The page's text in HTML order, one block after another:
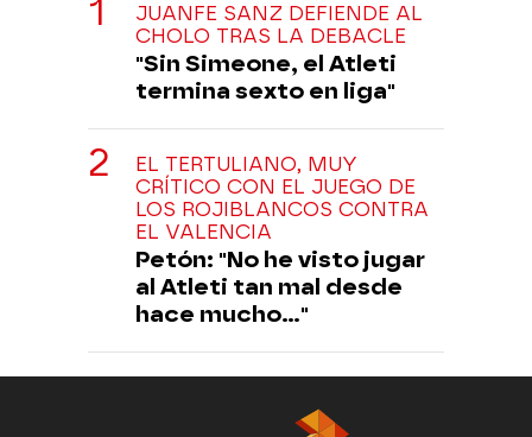
JUANFE SANZ DEFIENDE AL
CHOLO TRAS LA DEBACLE
"Sin Simeone, el Atleti
termina sexto en liga"
EL TERTULIANO, MUY
CRÍTICO CON EL JUEGO DE
LOS ROJIBLANCOS CONTRA
EL VALENCIA
Petón: "No he visto jugar
al Atleti tan mal desde
hace mucho..."